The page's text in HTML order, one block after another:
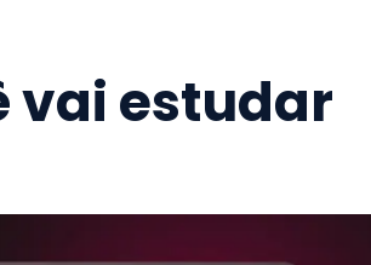
vai estudar